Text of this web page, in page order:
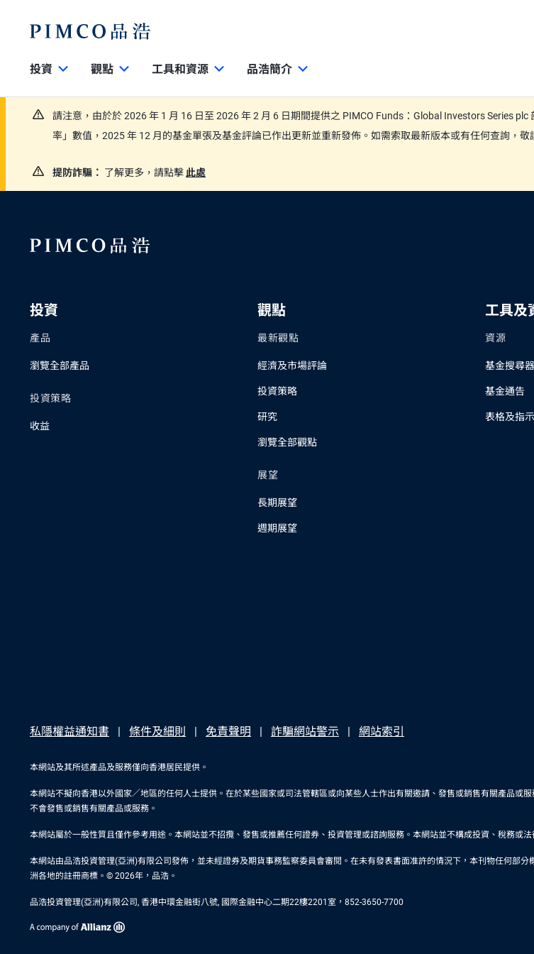
投資 觀點 工具和資源 品浩簡介
請注意，由於於 2026 年 1 月 16 日至 2026 年 2 月 6 日期間提供之 PIMCO Funds：Global Investors Series
率」數值，2025 年 12 月的基金單張及基金評論已作出更新並重新發佈。如需索取最新版本或有任何查詢，敬
提防詐騙： 了解更多，請點擊 此處
投資
產品
瀏覽全部產品
投資策略
收益
觀點
最新觀點
經濟及市場評論
投資策略
研究
瀏覽全部觀點
展望
長期展望
週期展望
工具及
資源
基金搜尋器
基金通告
表格及指示
私隱權益通知書 條件及細則 免責聲明 詐騙網站警示 網站索引
本網站及其所述產品及服務僅向香港居民提供。
本網站不擬向香港以外國家／地區的任何人士提供。在於某些國家或司法管轄區或向某些人士作出有關邀請、發售或銷售有關產品
不會發售或銷售有關產品或服務。
本網站屬於一般性質且僅作參考用途。本網站並不招攬、發售或推薦任何證券、投資管理或諮詢服務。本網站並不構成投資、稅務或法
本網站由品浩投資管理(亞洲)有限公司發佈，並未經證券及期貨事務監察委員會審閱。在未有發表書面准許的情況下，本刊物任何部
洲各地的註冊商標。© 2026年，品浩。
品浩投資管理(亞洲)有限公司, 香港中環金融街八號, 國際金融中心二期22樓2201室，852-3650-7700